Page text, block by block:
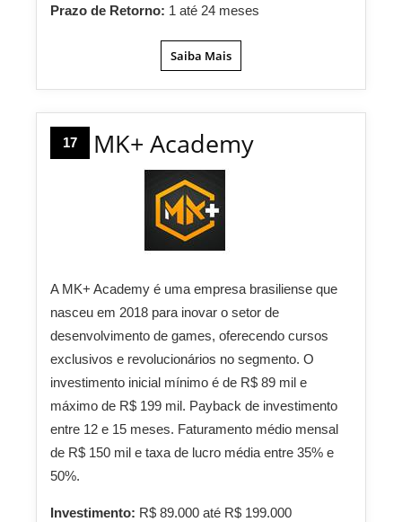
Prazo de Retorno: 1 até 24 meses
Saiba Mais
17 MK+ Academy
A MK+ Academy é uma empresa brasiliense que
nasceu em 2018 para inovar o setor de
desenvolvimento de games, oferecendo cursos
exclusivos e revolucionários no segmento. O
investimento inicial mínimo é de R$ 89 mil e
máximo de R$ 199 mil. Payback de investimento
entre 12 e 15 meses. Faturamento médio mensal
de R$ 150 mil e taxa de lucro média entre 35% e
50%.
Investimento: R$ 89.000 até R$ 199.000